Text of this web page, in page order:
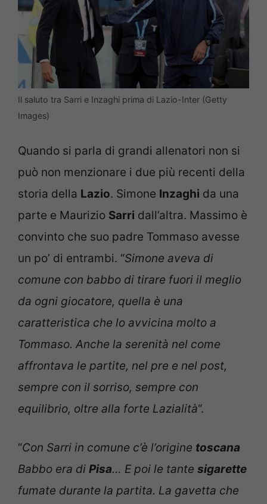
Il saluto tra Sarri e Inzaghi prima di Lazio-Inter (Getty
Images)
Quando si parla di grandi allenatori non si
può non menzionare i due più recenti della
storia della Lazio. Simone Inzaghi da una
parte e Maurizio Sarri dall’altra. Massimo è
convinto che suo padre Tommaso avesse
un po’ di entrambi. “Simone aveva di
comune con babbo di tirare fuori il meglio
da ogni giocatore, quella è una
caratteristica che lo avvicina molto a
Tommaso. Anche la serenità nel come
affrontava le partite, nel pre e nel post,
sempre con il sorriso, sempre con
equilibrio, oltre alla forte Lazialità“.
“Con Sarri in comune c’è l’origine toscana
Babbo era di Pisa… E poi le tante sigarette
fumate durante la partita. La gavetta che